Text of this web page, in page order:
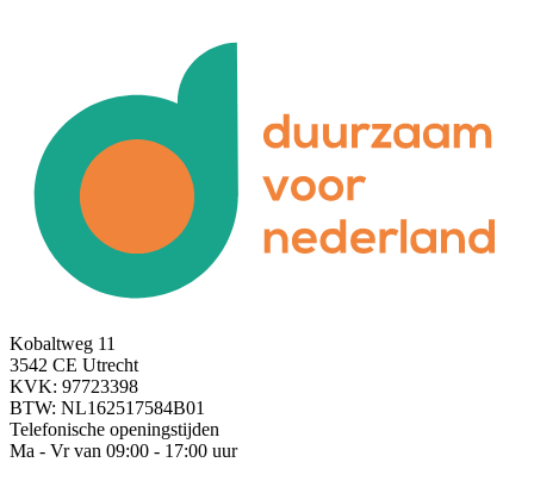
Kobaltweg 11
3542 CE Utrecht
KVK: 97723398
BTW: NL162517584B01
Telefonische openingstijden
Ma - Vr van 09:00 - 17:00 uur